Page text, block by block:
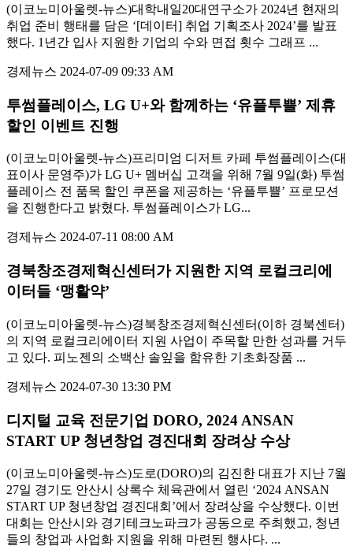
(이코노미아울렛-뉴스)대학내일20대연구소가 2024년 현재의
취업 준비 행태를 담은 ‘[데이터] 취업 기획조사 2024’를 발표
했다. 1년간 입사 지원한 기업의 수와 면접 횟수 그래프 ...
경제뉴스 2024-07-09 09:33 AM
투썸플레이스, LG U+와 함께하는 ‘유플투쁠’ 제휴
할인 이벤트 진행
(이코노미아울렛-뉴스)프리미엄 디저트 카페 투썸플레이스(대
표이사 문영주)가 LG U+ 멤버십 고객을 위해 7월 9일(화) 투썸
플레이스 전 품목 할인 쿠폰을 제공하는 ‘유플투쁠’ 프로모션
을 진행한다고 밝혔다. 투썸플레이스가 LG...
경제뉴스 2024-07-11 08:00 AM
경북창조경제혁신센터가 지원한 지역 로컬크리에
이터들 ‘맹활약’
(이코노미아울렛-뉴스)경북창조경제혁신센터(이하 경북센터)
의 지역 로컬크리에이터 지원 사업이 주목할 만한 성과를 거두
고 있다. 피노젠의 소백산 솔잎을 함유한 기초화장품 ...
경제뉴스 2024-07-30 13:30 PM
디지털 교육 전문기업 DORO, 2024 ANSAN
START UP 청년창업 경진대회 장려상 수상
(이코노미아울렛-뉴스)도로(DORO)의 김진한 대표가 지난 7월
27일 경기도 안산시 상록수 체육관에서 열린 ‘2024 ANSAN
START UP 청년창업 경진대회’에서 장려상을 수상했다. 이번
대회는 안산시와 경기테크노파크가 공동으로 주최했고, 청년
들의 창업과 사업화 지원을 위해 마련된 행사다. ...